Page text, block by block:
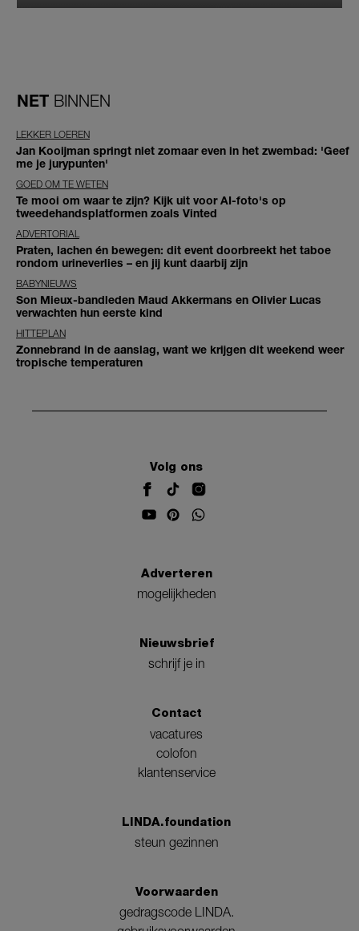
NET BINNEN
LEKKER LOEREN
Jan Kooijman springt niet zomaar even in het zwembad: 'Geef
me je jurypunten'
GOED OM TE WETEN
Te mooi om waar te zijn? Kijk uit voor AI-foto's op
tweedehandsplatformen zoals Vinted
ADVERTORIAL
Praten, lachen én bewegen: dit event doorbreekt het taboe
rondom urineverlies – en jij kunt daarbij zijn
BABYNIEUWS
Son Mieux-bandleden Maud Akkermans en Olivier Lucas
verwachten hun eerste kind
HITTEPLAN
Zonnebrand in de aanslag, want we krijgen dit weekend weer
tropische temperaturen
Volg ons
Adverteren
mogelijkheden
Nieuwsbrief
schrijf je in
Contact
vacatures
colofon
klantenservice
LINDA.foundation
steun gezinnen
Voorwaarden
gedragscode LINDA.